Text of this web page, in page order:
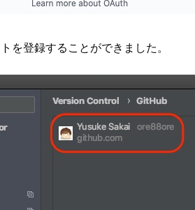
を登録することができました。